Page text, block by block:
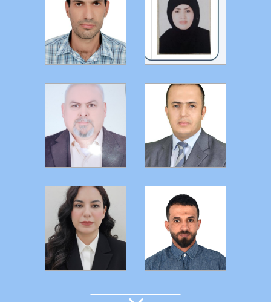
التفاصيل التفاصيل
التفاصيل التفاصيل
التفاصيل التفاصيل